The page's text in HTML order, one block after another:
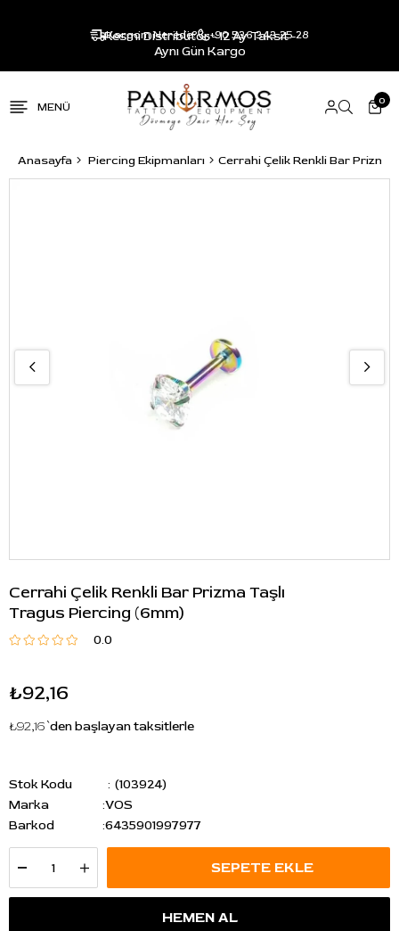
Resmi Distribütör - 12 Ay Taksit -
Aynı Gün Kargo
Kargom Nerede? +90 536 343 25 28
0
Anasayfa Piercing Ekipmanları
Cerrahi Çelik Renkli Bar Prizma Taşlı
Tragus Piercing (6mm)
0.0
₺92,16
₺92,16`den başlayan taksitlerle
Stok Kodu
(103924)
Marka
:VOS
Barkod
:6435901997977